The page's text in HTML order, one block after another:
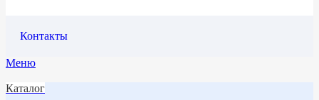
Контакты
Меню
Каталог